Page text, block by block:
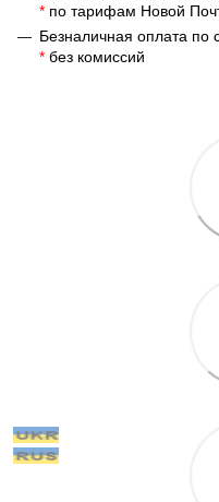
* по тарифам Новой
Безналичная оплата по
* без комиссий